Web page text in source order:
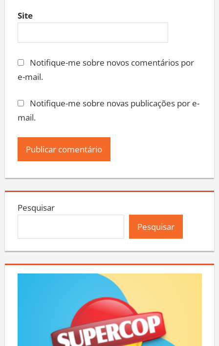
Site
Notifique-me sobre novos comentários por
e-mail.
Notifique-me sobre novas publicações por e-
mail.
Pesquisar
Pesquisar